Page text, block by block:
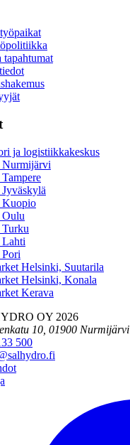
tapahtumat
ja logistiikkakeskus
Nurmijärvi
Kuopio
Oulu
Turku
Lahti
Helsinki, Suutarila
Helsinki, Konala
Kerava
OY 2026
10, 01900 Nurmijärvi
500